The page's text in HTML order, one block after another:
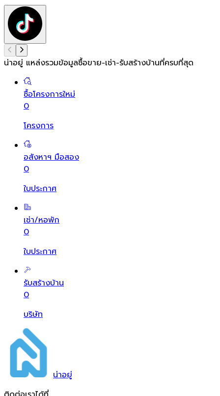
น่าอยู่ แหล่งรวมข้อมูลซื้อขาย-เช่า-รับสร้างบ้านที่ครบที่สุด
ซื้อโครงการใหม่
0
โครงการ
อสังหาฯ มือสอง
0
ใบประกาศ
เช่า/หอพัก
0
ใบประกาศ
รับสร้างบ้าน
0
บริษัท
น่าอยู่